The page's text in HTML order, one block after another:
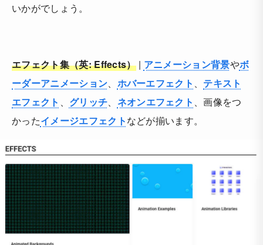
いかがでしょう。
エフェクト集（英: Effects）| アニメーション背景やボ
ーダーアニメーション
ホバーエフェクト
テキスト
エフェクト
グリッチ ネオンエフェクト
、画像をつ
かったイメージエフェクトなどが揃います。